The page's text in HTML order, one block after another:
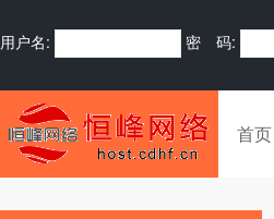
用户名: 密 码:
首页